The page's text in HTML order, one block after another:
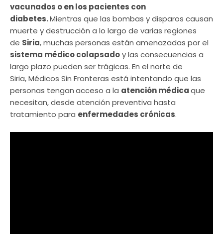
vacunados o en los pacientes con
diabetes.Mientras que las bombas y disparos causan
muerte y destrucción a lo largo de varias regiones
de Siria, muchas personas están amenazadas por el
sistema médico colapsadoy las consecuencias a
largo plazo pueden ser trágicas. En el norte de
Siria, Médicos Sin Fronteras está intentando que las
personas tenganacceso a la atención médicaque
necesitan, desde atención preventiva hasta
tratamiento para enfermedades crónicas.